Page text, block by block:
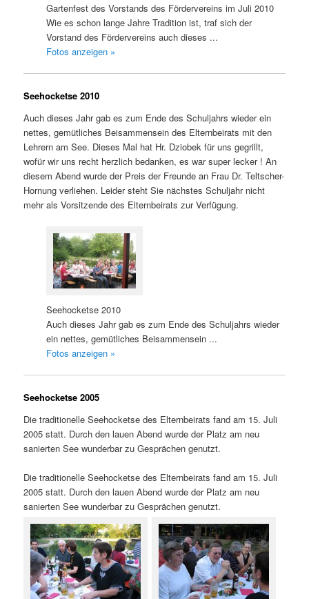
Gartenfest des Vorstands des Fördervereins im Juli 2010
Wie es schon lange Jahre Tradition ist, traf sich der
Vorstand des Fördervereins auch dieses ...
Fotos anzeigen »
Seehocketse 2010
Auch dieses Jahr gab es zum Ende des Schuljahrs wieder ein
nettes, gemütliches Beisammensein des Elternbeirats mit den
Lehrern am See. Dieses Mal hat Hr. Dziobek für uns gegrillt,
wofür wir uns recht herzlich bedanken, es war super lecker ! An
diesem Abend wurde der Preis der Freunde an Frau Dr. Teltscher-
Hornung verliehen. Leider steht Sie nächstes Schuljahr nicht
mehr als Vorsitzende des Elternbeirats zur Verfügung.
Seehocketse 2010
Auch dieses Jahr gab es zum Ende des Schuljahrs wieder
ein nettes, gemütliches Beisammensein ...
Fotos anzeigen »
Seehocketse 2005
Die traditionelle Seehocketse des Elternbeirats fand am 15. Juli
2005 statt. Durch den lauen Abend wurde der Platz am neu
sanierten See wunderbar zu Gesprächen genutzt.
Die traditionelle Seehocketse des Elternbeirats fand am 15. Juli
2005 statt. Durch den lauen Abend wurde der Platz am neu
sanierten See wunderbar zu Gesprächen genutzt.